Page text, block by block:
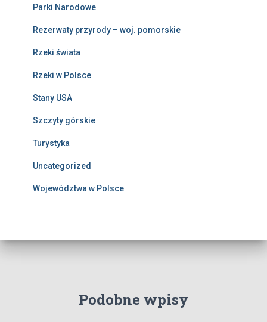
Parki Narodowe
Rezerwaty przyrody – woj. pomorskie
Rzeki świata
Rzeki w Polsce
Stany USA
Szczyty górskie
Turystyka
Uncategorized
Województwa w Polsce
Podobne wpisy